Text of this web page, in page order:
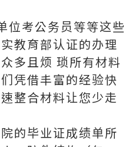
位考公务员等等这些
教育部认证的办理
多且烦 琐所有材料
凭借丰富的经验快
整合材料让您少走
的毕业证成绩单所